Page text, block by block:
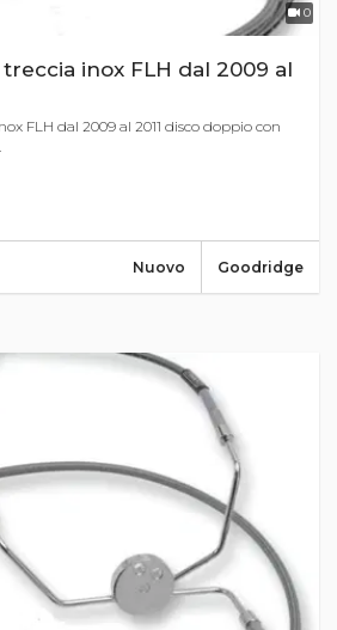
0
inox FLH dal 2009 al
FLH dal 2009 al 2011 disco doppio con
Goodridge
Nuovo